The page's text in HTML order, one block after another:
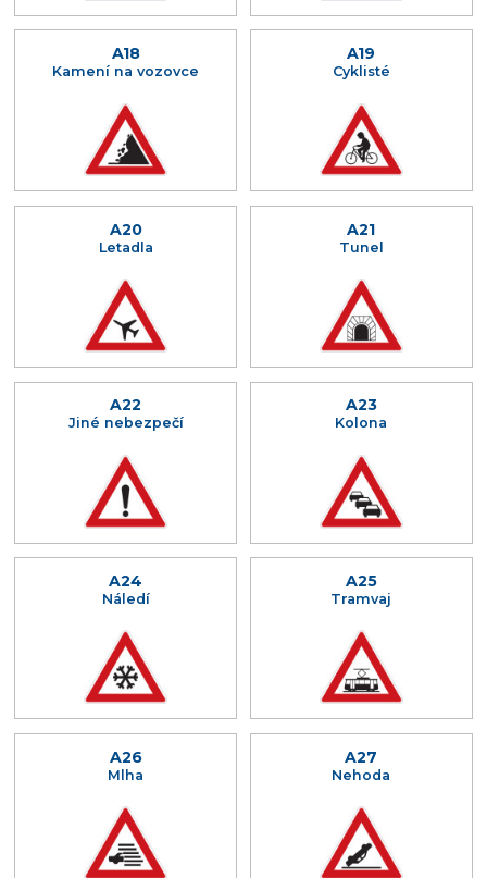
A18
Kamení na vozovce
A19
Cyklisté
A20
Letadla
A21
Tunel
A22
Jiné nebezpečí
A23
Kolona
A24
Náledí
A25
Tramvaj
A26
Mlha
A27
Nehoda